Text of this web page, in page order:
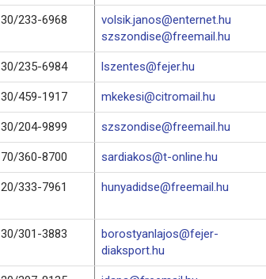
30/233-6968
volsik.janos@enternet.hu
szszondise@freemail.hu
30/235-6984 lszentes@fejer.hu
30/459-1917 mkekesi@citromail.hu
30/204-9899 szszondise@freemail.hu
70/360-8700 sardiakos@t-online.hu
20/333-7961 hunyadidse@freemail.hu
30/301-3883
borostyanlajos@fejer-
diaksport.hu